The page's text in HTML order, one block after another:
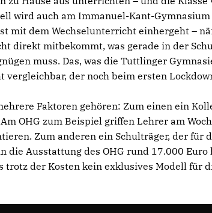
wird auch am Immanuel-Kant-
mit dem Wechselunterricht einhergeht –
direkt mitbekommt, was gerade in der
muss. Das, was die Tuttlinger
vergleichbar, der noch beim ersten
Faktoren gehören: Zum einen ein
OHG zum Beispiel griffen Lehrer am
Zum anderen ein Schulträger, der für
die Ausstattung des OHG rund 17.000 Euro
trotz der Kosten kein exklusives Modell für